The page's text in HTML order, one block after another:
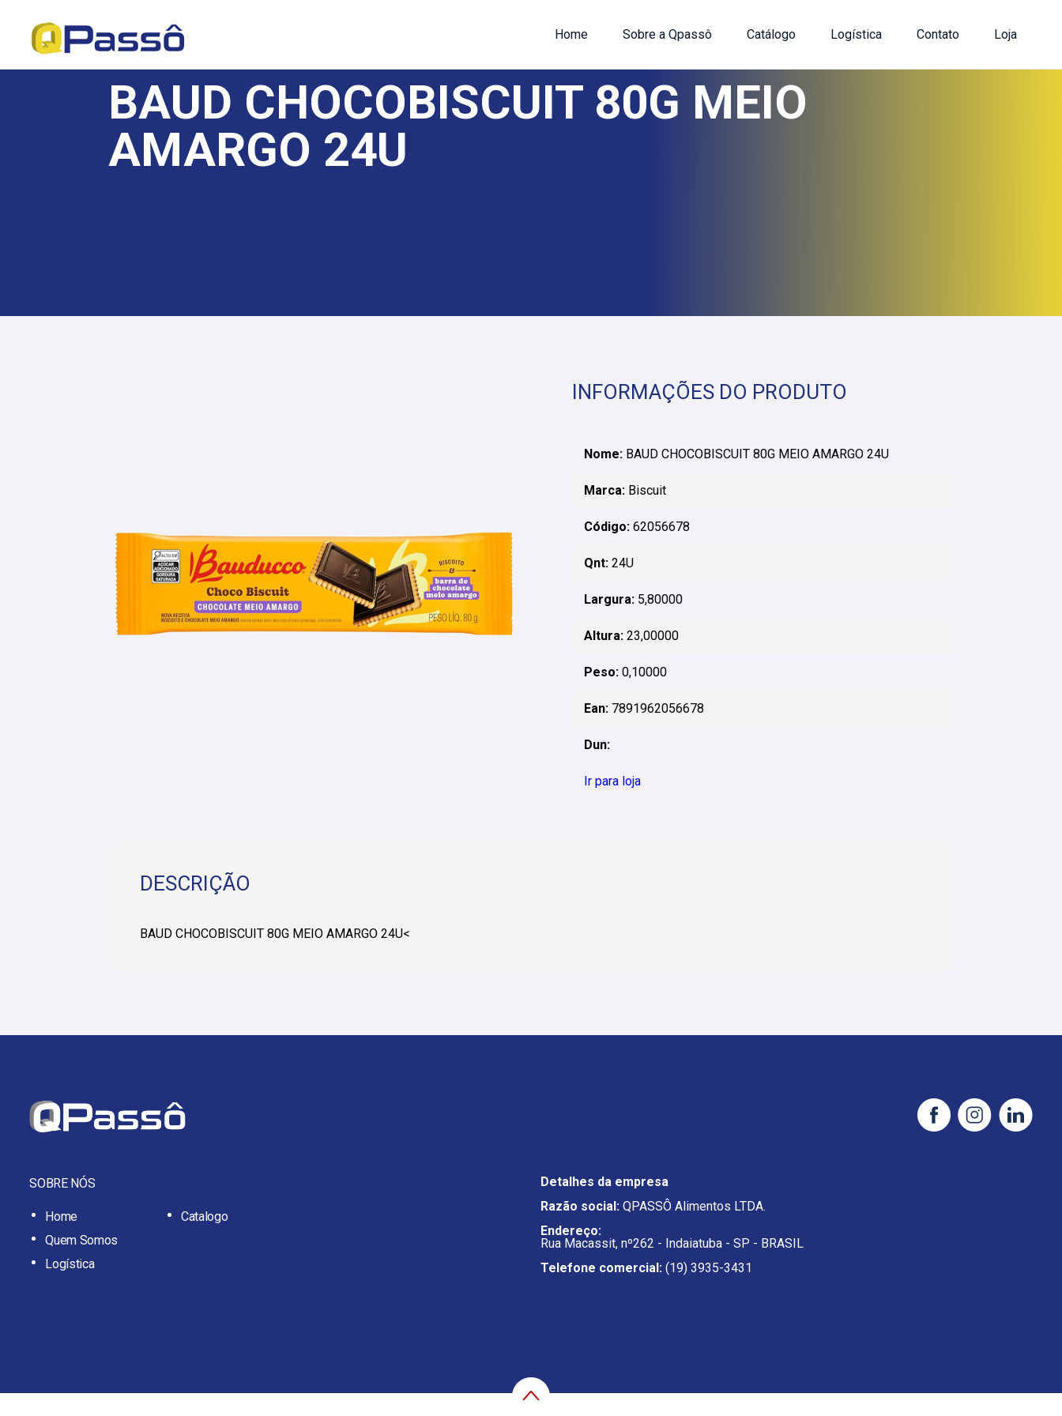
Home Sobre a Qpassô Catálogo Logística Contato Loja
BAUD CHOCOBISCUIT 80G MEIO
AMARGO 24U
INFORMAÇÕES DO PRODUTO
Nome:BAUD CHOCOBISCUIT 80G MEIO AMARGO 24U
Marca:Biscuit
Código:62056678
Qnt:24U
Largura:5,80000
Altura:23,00000
Peso:0,10000
Ean:7891962056678
Dun:
Ir para loja
DESCRIÇÃO
BAUD CHOCOBISCUIT 80G MEIO AMARGO 24U<
SOBRE NÓS
Home
Quem Somos
Logística
Catalogo
Detalhes da empresa
Razão social: QPASSÔ Alimentos LTDA.
Endereço:
Rua Macassit, nº262 - Indaiatuba - SP - BRASIL
Telefone comercial: (19) 3935-3431